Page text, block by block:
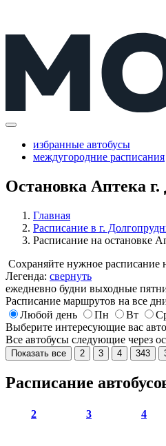
избранные автобусы
междугородние расписания
Остановка Аптека
Главная
Расписание в г.
Расписание на остановке
Сохраняйте нужное расписание
Легенда: свернуть
ежедневно будни выходные
Расписание маршрутов на все
Любой день
Пн Вт
Выберите интересующие вас
Все автобусы следующие через
Показать все
2 3 4 343
Расписание
2 3 4